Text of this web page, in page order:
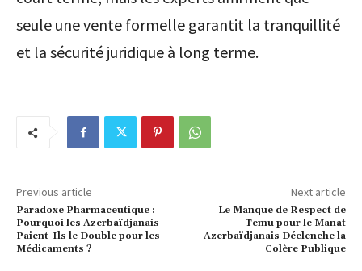
seule une vente formelle garantit la tranquillité
et la sécurité juridique à long terme.
Previous article
Paradoxe Pharmaceutique :
Pourquoi les Azerbaïdjanais
Paient-Ils le Double pour les
Médicaments ?
Next article
Le Manque de Respect de
Temu pour le Manat
Azerbaïdjanais Déclenche la
Colère Publique